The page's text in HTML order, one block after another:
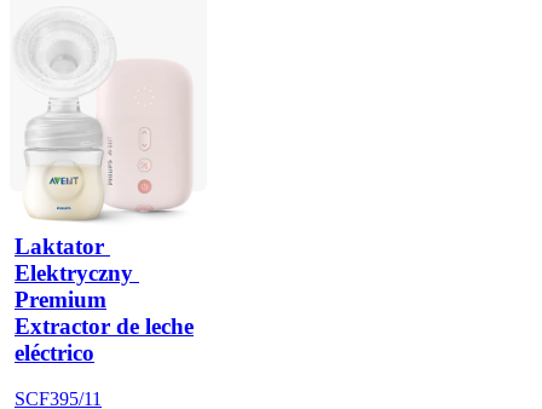
Laktator
Elektryczny
Premium
Extractor de leche
eléctrico
SCF395/11